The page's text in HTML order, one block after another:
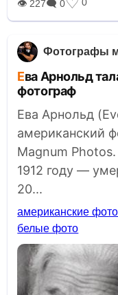
👁 227🗨 0
Фотографы
Ева Арнольд талантливый американский
фотограф
Ева Арнольд
американский
Magnum
1912 году —
20...
американские
белые фото